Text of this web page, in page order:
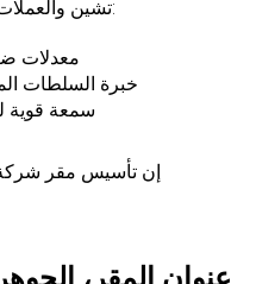
تشين والعملات الرقمية. وتشمل مزاياه الرئيسية:
معدلات
خبرة السلطات
سمعة قوية
إن تأسيس مقر شركة